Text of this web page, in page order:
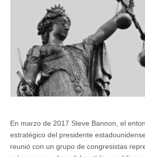
En marzo de 2017 Steve Bannon, el
estratégico del presidente
reunió con un grupo de congresistas